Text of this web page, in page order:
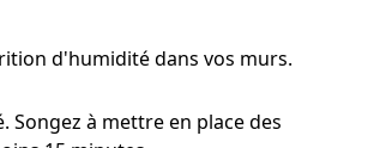
d'humidité dans vos murs.
à mettre en place des